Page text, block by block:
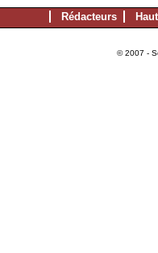
Rédacteurs
© 2007 -